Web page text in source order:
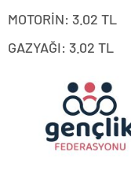
MOTORİN: 3.02 TL
GAZYAĞI: 3.02 TL